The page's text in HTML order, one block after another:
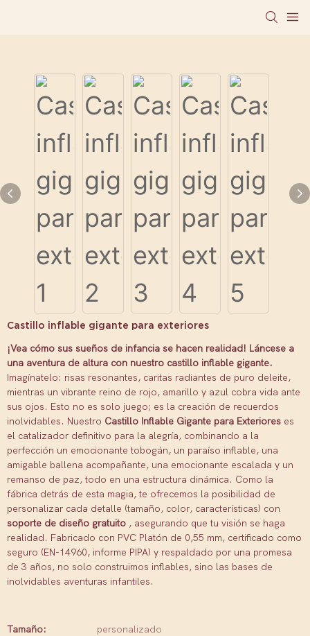
Castillo inflable gigante para exteriores
¡Vea cómo sus sueños de infancia se hacen realidad! Láncese a
una aventura de altura con nuestro castillo inflable gigante.
Imagínatelo: risas resonantes, caritas radiantes de puro deleite,
mientras un vibrante reino de rojo, amarillo y azul cobra vida ante
sus ojos. Esto no es solo juego; es la creación de recuerdos
inolvidables. Nuestro Castillo Inflable Gigante para Exteriores es
el catalizador definitivo para la alegría, combinando a la
perfección un emocionante tobogán, un paraíso inflable, una
amigable ballena acompañante, una emocionante escalada y un
remanso de paz, todo en una estructura dinámica. Como la
fábrica detrás de esta magia, te ofrecemos la posibilidad de
personalizar cada detalle (tamaño, color, características) con
soporte de diseño gratuito , asegurando que tu visión se haga
realidad. Fabricado con PVC Platón de 0,55 mm, certificado como
seguro (EN-14960, informe PIPA) y respaldado por una promesa
de 3 años, no solo construimos inflables, sino las bases de
inolvidables aventuras infantiles.
Tamaño:
personalizado